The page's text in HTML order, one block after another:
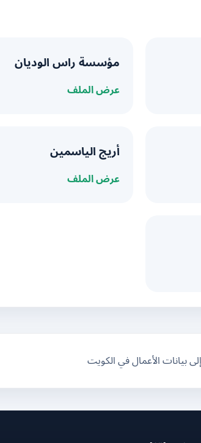
مؤسسة راس الوديان
عرض الملف
أريج الياسمين
عرض الملف
بيانات الأعمال في الكويت